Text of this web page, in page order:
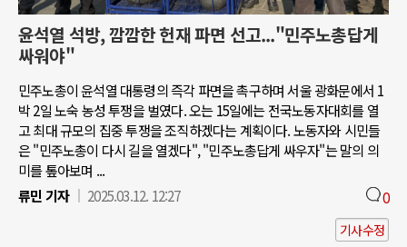
윤석열 석방, 깜깜한 헌재 파면 선고..."민주노총답게
싸워야"
민주노총이 윤석열 대통령의 즉각 파면을 촉구하며 서울 광화문에서 1
박 2일 노숙 농성 투쟁을 벌였다. 오는 15일에는 전국노동자대회를 열
고 최대 규모의 집중 투쟁을 조직하겠다는 계획이다. 노동자와 시민들
은 "민주노총이 다시 길을 열겠다", "민주노총답게 싸우자"는 말의 의
미를 톺아보며 ...
류민 기자
2025.03.12. 12:27 0
기사수정